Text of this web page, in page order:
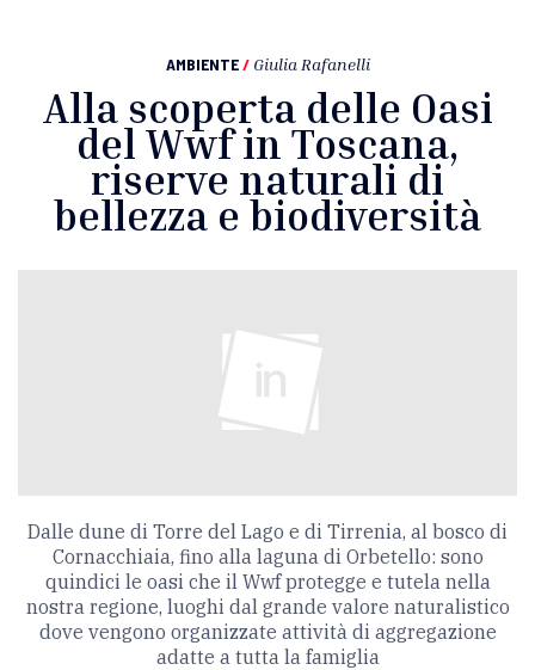
AMBIENTE / Giulia Rafanelli
Alla scoperta delle Oasi
del Wwf in Toscana,
riserve naturali di
bellezza e biodiversità
Dalle dune di Torre del Lago e di Tirrenia, al bosco di
Cornacchiaia, fino alla laguna di Orbetello: sono
quindici le oasi che il Wwf protegge e tutela nella
nostra regione, luoghi dal grande valore naturalistico
dove vengono organizzate attività di aggregazione
adatte a tutta la famiglia